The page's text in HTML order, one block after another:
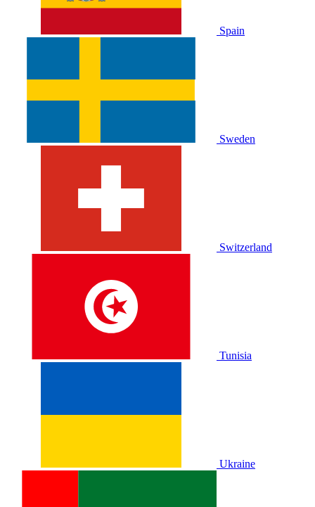
Spain
Sweden
Switzerland
Tunisia
Ukraine